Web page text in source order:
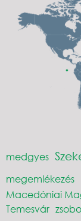
medgyes
megemlékezés
Macedóniai
Temesvár